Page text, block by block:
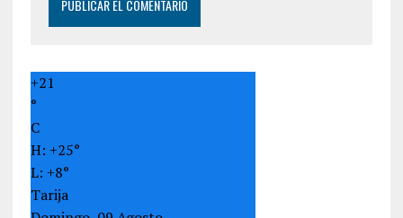
+21
°
C
H: +25°
L: +8°
Tarija